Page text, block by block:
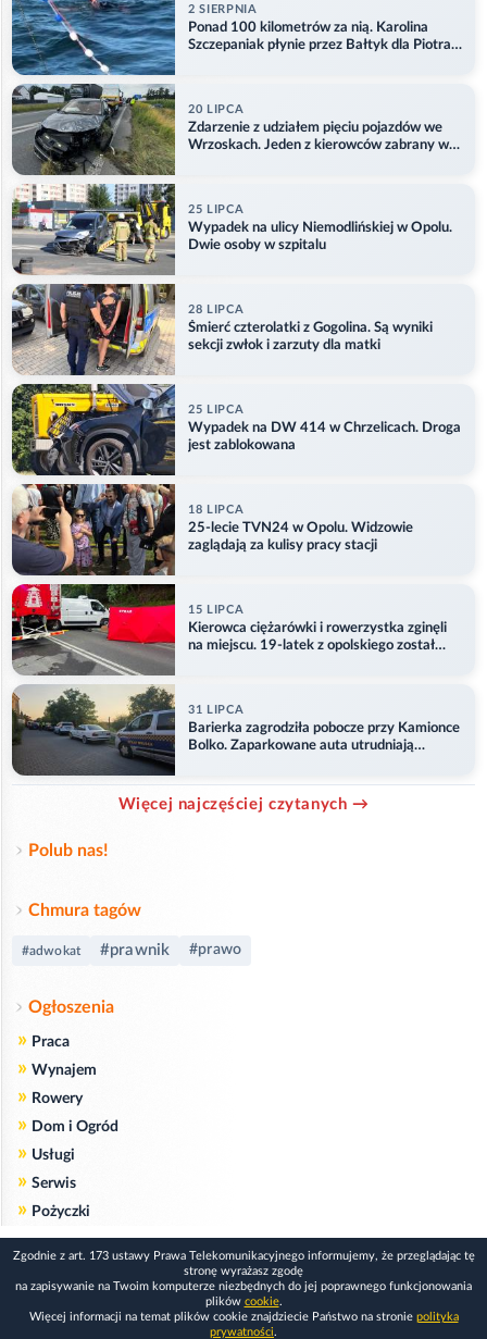
2 SIERPNIA
Ponad 100 kilometrów za nią. Karolina
Szczepaniak płynie przez Bałtyk dla Piotra.
20 LIPCA
Zdarzenie z udziałem pięciu pojazdów we
Wrzoskach. Jeden z kierowców zabrany w
25 LIPCA
Wypadek na ulicy Niemodlińskiej w Opolu.
Dwie osoby w szpitalu
28 LIPCA
Śmierć czterolatki z Gogolina. Są wyniki
sekcji zwłok i zarzuty dla matki
25 LIPCA
Wypadek na DW 414 w Chrzelicach. Droga
jest zablokowana
18 LIPCA
25-lecie TVN24 w Opolu. Widzowie
zaglądają za kulisy pracy stacji
15 LIPCA
Kierowca ciężarówki i rowerzystka zginęli
na miejscu. 19-latek z opolskiego został
31 LIPCA
Barierka zagrodziła pobocze przy Kamionce
Bolko. Zaparkowane auta utrudniają
Więcej najczęściej czytanych →
Polub nas!
Chmura tagów
#adwokat #prawnik #prawo
Ogłoszenia
» Praca
» Wynajem
» Rowery
» Dom i Ogród
» Usługi
» Serwis
» Pożyczki
Zgodnie z art. 173 ustawy Prawa Telekomunikacyjnego informujemy, że przeglądając tę
stronę wyrażasz zgodę
na zapisywanie na Twoim komputerze niezbędnych do jej poprawnego funkcjonowania
plików cookie.
Więcej informacji na temat plików cookie znajdziecie Państwo na stronie polityka
prywatności.